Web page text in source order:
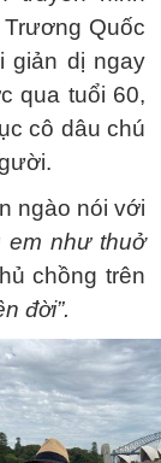
Trương Quốc
giản dị ngay
qua tuổi 60,
cô dâu chú
ngào nói với
em như thuở
chồng trên
đời”.